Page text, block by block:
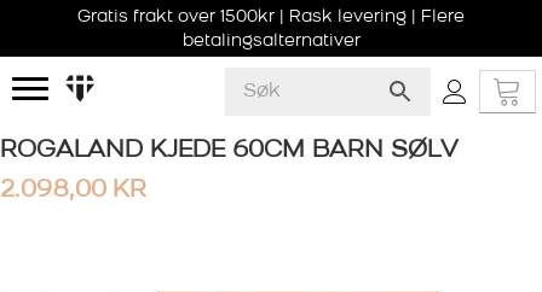
Gratis frakt over 1500kr | Rask levering | Flere
betalingsalternativer
ROGALAND KJEDE 60CM BARN SØLV
2.098,00 KR